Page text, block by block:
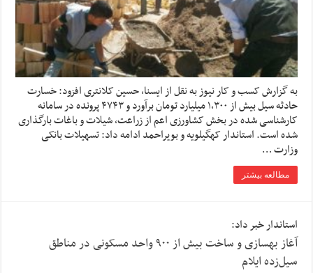
به گزارش کسب و کار نیوز به نقل از ایسنا, حسین کلانتری افزود: خسارت
حادثه سیل بیش از ۱,۳۰۰ میلیارد تومان برآورد و ۴۷۴۳ پرونده در سامانه
کارشناسی شده در بخش کشاورزی اعم از زراعت، شیلات و باغات بارگذاری
شده است. استاندار کهگیلویه و بویراحمد ادامه داد: تسهیلات بانکی
وزارت …
مطالعه بیشتر
استاندار خبر داد:
آغاز بهسازی و ساخت بیش از ۹۰۰ واحد مسکونی در مناطق
سیل‌زده ایلام